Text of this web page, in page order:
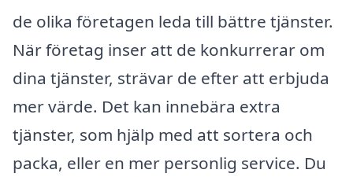
de olika företagen leda till bättre tjänster.
När företag inser att de konkurrerar om
dina tjänster, strävar de efter att erbjuda
mer värde. Det kan innebära extra
tjänster, som hjälp med att sortera och
packa, eller en mer personlig service. Du